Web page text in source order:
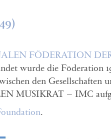
FÖDERATION
wurde die Föderation
den
MUSIKRAT – IMC
.